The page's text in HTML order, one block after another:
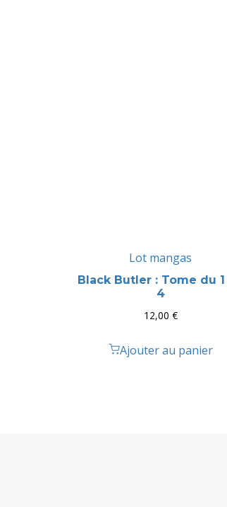
Lot mangas
Black Butler : Tome du 1
4
12,00 €
Ajouter au panier